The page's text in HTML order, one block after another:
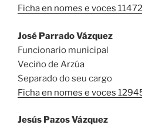
Ficha en nomes e voces 11472
José Parrado Vázquez
Funcionario municipal
Veciño de Arzúa
Separado do seu cargo
Ficha en nomes e voces
Jesús Pazos Vázquez